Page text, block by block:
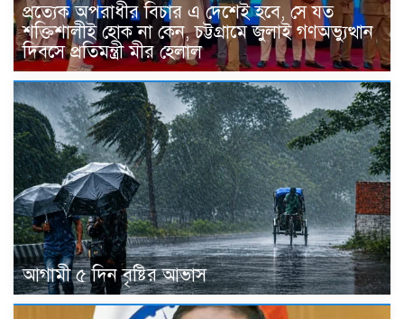
প্রত্যেক অপরাধীর বিচার এ দেশেই হবে, সে যত
শক্তিশালীই হোক না কেন, চট্টগ্রামে জুলাই গণঅভ্যুত্থান
দিবসে প্রতিমন্ত্রী মীর হেলাল
আগামী ৫ দিন বৃষ্টির আভাস